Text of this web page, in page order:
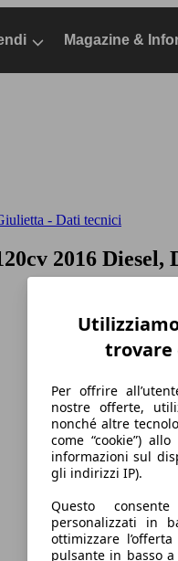
Magazine &
- Dati tecnici
2016 Diesel,
trovare
Per offrire
nostre offerte,
nonché altre
come “cookie”)
informazioni sul
gli indirizzi IP).
Questo
personalizzati in
ottimizzare
pulsante in basso